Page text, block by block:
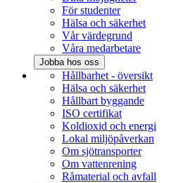
För studenter
Hälsa och säkerhet
Vår värdegrund
Våra medarbetare
Jobba hos oss
Hållbarhet - översikt
Hälsa och säkerhet
Hållbart byggande
ISO certifikat
Koldioxid och energi
Lokal miljöpåverkan
Om sjötransporter
Om vattenrening
Råmaterial och avfall